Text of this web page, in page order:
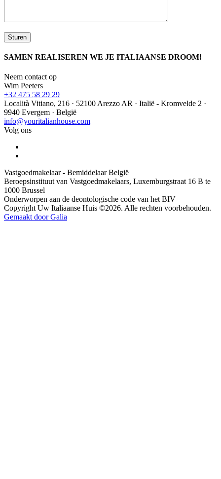
SAMEN REALISEREN WE JE ITALIAANSE DROOM!
Neem contact op
Wim Peeters
+32 475 58 29 29
Località Vitiano, 216 · 52100 Arezzo AR · Italië - Kromvelde 2 ·
9940 Evergem · België
info@youritalianhouse.com
Volg ons
Vastgoedmakelaar - Bemiddelaar België
Beroepsinstituut van Vastgoedmakelaars, Luxemburgstraat 16 B te
1000 Brussel
Onderworpen aan de deontologische code van het BIV
Copyright Uw Italiaanse Huis ©2026. Alle rechten voorbehouden.
Gemaakt door Galia